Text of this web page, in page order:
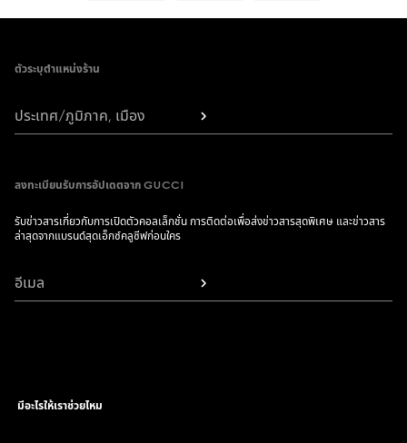
ตัวระบุตำแหน่งร้าน
ประเทศ/ภูมิภาค, เมือง
ลงทะเบียนรับการอัปเดตจาก GUCCI
รับข่าวสารเกี่ยวกับการเปิดตัวคอลเล็กชั่น การติดต่อเพื่อส่งข่าวสารสุดพิเศษ และข่าวสาร
ล่าสุดจากแบรนด์สุดเอ็กซ์คลูซีฟก่อนใคร
อีเมล
มีอะไรให้เราช่วยไหม